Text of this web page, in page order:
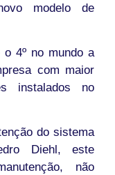
modelo de
4º no mundo a
com maior
instalados no
do sistema
Diehl, este
não